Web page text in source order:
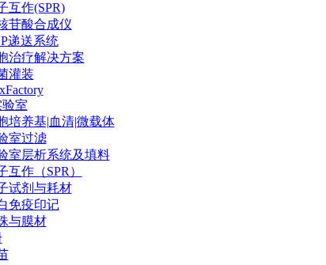
互作(SPR)
苷酸合成仪
递送系统
治疗解决方案
灌装
室
培养基|血清|微载体
室过滤
室层析系统及填料
互作（SPR）
试剂与耗材
免疫印记
与膜材